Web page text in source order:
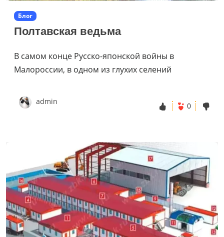
Блог
Полтавская ведьма
В самом конце Русско-японской войны в
Малороссии, в одном из глухих селений
admin 0